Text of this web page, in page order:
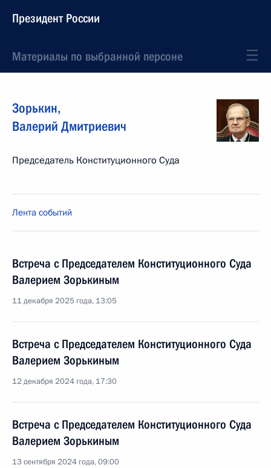
Президент России
Материалы по выбранной персоне
Зорькин,
Валерий Дмитриевич
Председатель Конституционного Суда
Лента событий
Встреча с Председателем Конституционного Суда
Валерием Зорькиным
11 декабря 2025 года, 13:05
Встреча с Председателем Конституционного Суда
Валерием Зорькиным
12 декабря 2024 года, 17:30
Встреча с Председателем Конституционного Суда
Валерием Зорькиным
13 сентября 2024 года, 09:00